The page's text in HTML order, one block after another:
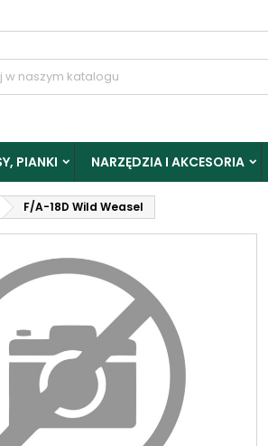
PIANKI NARZĘDZIA I AKCESORIA
F/A-18D Wild Weasel